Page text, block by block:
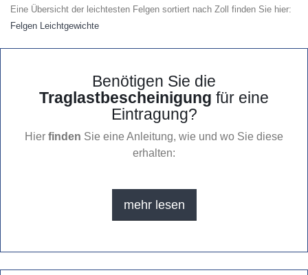
Eine Übersicht der leichtesten Felgen sortiert nach Zoll finden Sie hier:
Felgen Leichtgewichte
Benötigen Sie die
Traglastbescheinigung für eine
Eintragung?
Hier finden Sie eine Anleitung, wie und wo Sie diese
erhalten:
mehr lesen